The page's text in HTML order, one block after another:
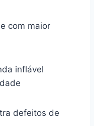
com maior
inflável
defeitos de